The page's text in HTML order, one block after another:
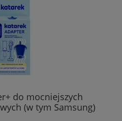
do mocniejszych
(w tym Samsung)